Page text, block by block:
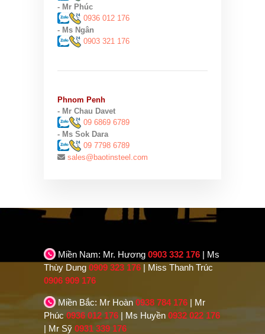
- Mr Phúc
0936 012 176
- Ms Ngân
0903 321 176
Phnom Penh
- Mr Chau Davet
09 6869 6789
- Ms Sok Dara
09 7798 6789
sales@baotinsteel.com
Miền Nam: Mr. Hương 0903 332 176 | Ms
Thùy Dung 0909 323 176 | Miss Thanh Trúc
0906 909 176
Miền Bắc: Mr Hoàn 0938 784 176 | Mr
Phúc0936 012 176 | Ms Huyền 0932 022 176
| Mr Sỹ 0931 339 176